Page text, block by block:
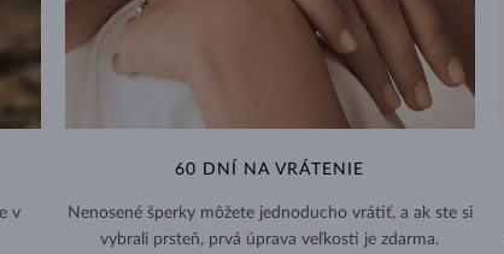
v
60 DNÍ NA VRÁTENIE
Nenosené šperky môžete jednoducho vrátiť, a ak ste si
vybrali prsteň, prvá úprava veľkosti je zdarma.